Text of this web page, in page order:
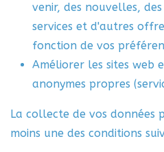
venir, des nouvelles,
services et d'autres
fonction de vos
Améliorer les sites web
anonymes propres
La collecte de vos données
moins une des conditions